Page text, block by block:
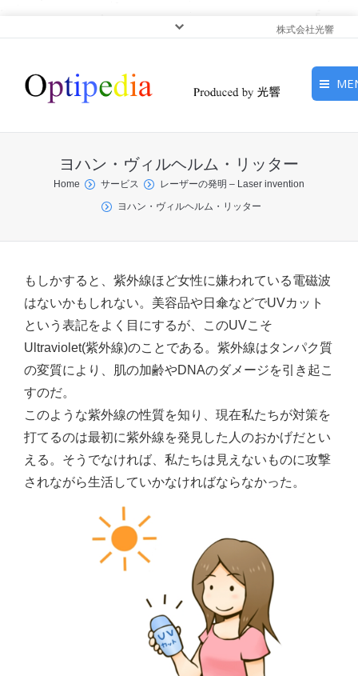
株式会社光響
ピックアップ
光基礎・光源
ン
サービス
ヨハン・ヴィルヘルム・リッター
You are here:
Home サービス
レーザーの発明 – Laser invention
ヨハン・ヴィルヘルム・リッター
もしかすると、紫外線ほど女性に嫌われている電磁波
はないかもしれない。美容品や日傘などでUVカット
という表記をよく目にするが、このUVこそ
Ultraviolet(紫外線)のことである。紫外線はタンパク質
の変質により、肌の加齢やDNAのダメージを引き起こ
すのだ。
このような紫外線の性質を知り、現在私たちが対策を
打てるのは最初に紫外線を発見した人のおかげだとい
える。そうでなければ、私たちは見えないものに攻撃
されながら生活していかなければならなかった。